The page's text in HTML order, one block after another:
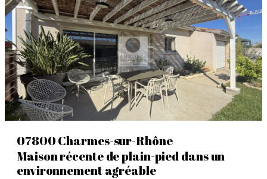
07800 Charmes-sur-Rhône
Maison récente de plain-pied dans un
environnement agréable